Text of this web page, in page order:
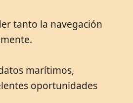
tanto la navegación
marítimos,
oportunidades